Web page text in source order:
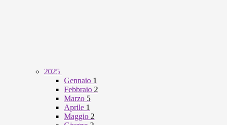
2025
Gennaio 1
Febbraio 2
Marzo 5
Aprile 1
Maggio 2